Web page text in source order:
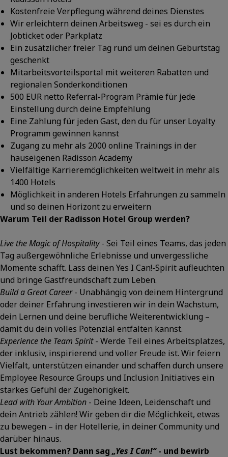
Kostenfreie Verpflegung während deines Dienstes
Wir erleichtern deinen Arbeitsweg - sei es durch ein
Jobticket oder Parkplatz
Ein zusätzlicher freier Tag rund um deinen Geburtstag
geschenkt
Mitarbeitsvorteilsportal mit weiteren Rabatten und
regionalen Sonderkonditionen
500 EUR netto Referral-Program Prämie für jede
Einstellung durch deine Empfehlung
Eine Zahlung für jeden Gast, den du für unser Loyalty
Programm gewinnen kannst
Zugang zu mehr als 2000 online Trainings in der
hauseigenen Radisson Academy
Vielfältige Karrieremöglichkeiten weltweit in mehr als
1400 Hotels
Möglichkeit in anderen Hotels Erfahrungen zu sammeln
und so deinen Horizont zu erweitern
Warum Teil der Radisson Hotel Group werden?
Live the Magic of Hospitality- Sei Teil eines Teams, das jeden
Tag außergewöhnliche Erlebnisse und unvergessliche
Momente schafft. Lass deinen Yes I Can!-Spirit aufleuchten
und bringe Gastfreundschaft zum Leben.
Build a Great Career- Unabhängig von deinem Hintergrund
oder deiner Erfahrung investieren wir in dein Wachstum,
dein Lernen und deine berufliche Weiterentwicklung –
damit du dein volles Potenzial entfalten kannst.
Experience the Team Spirit- Werde Teil eines Arbeitsplatzes,
der inklusiv, inspirierend und voller Freude ist. Wir feiern
Vielfalt, unterstützen einander und schaffen durch unsere
Employee Resource Groups und Inclusion Initiatives ein
starkes Gefühl der Zugehörigkeit.
Lead with Your Ambition - Deine Ideen, Leidenschaft und
dein Antrieb zählen! Wir geben dir die Möglichkeit, etwas
zu bewegen – in der Hotellerie, in deiner Community und
darüber hinaus.
Lust bekommen? Dann sag „Yes I Can!“- und bewirb